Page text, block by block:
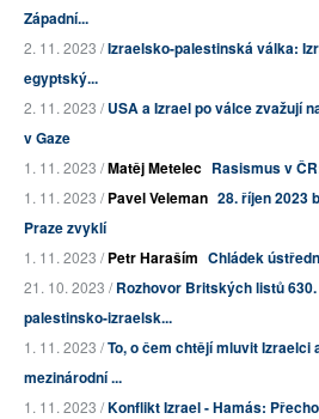
Západní...
2. 11. 2023 /Izraelsko-palestinská válka:
egyptský...
2. 11. 2023 /USA a Izrael po válce zvažují
v Gaze
1. 11. 2023 /Matěj Metelec Rasismus v
1. 11. 2023 /Pavel Veleman 28. říjen 2023
Praze zvyklí
1. 11. 2023 /Petr Haraším Chládek
21. 10. 2023 /Rozhovor Britských listů
palestinsko-izraelsk...
1. 11. 2023 /To, o čem chtějí mluvit Izraelci
mezinárodní ...
1. 11. 2023 /Konflikt Izrael - Hamás: